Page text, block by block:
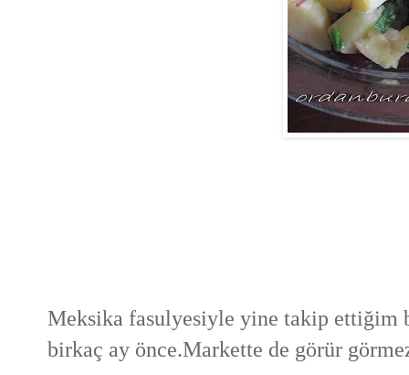
Meksika fasulyesiyle yine takip ettiğim
birkaç ay önce.Markette de görür